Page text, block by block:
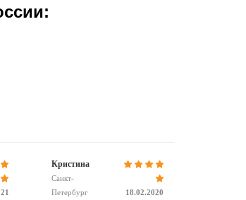
Кристина
Санкт-
Петербург
18.02.2020